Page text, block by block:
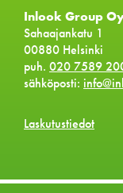
Inlook Group
Sahaajankatu 1
00880 Helsinki
puh. 020 7589
sähköposti:
Laskutustiedot